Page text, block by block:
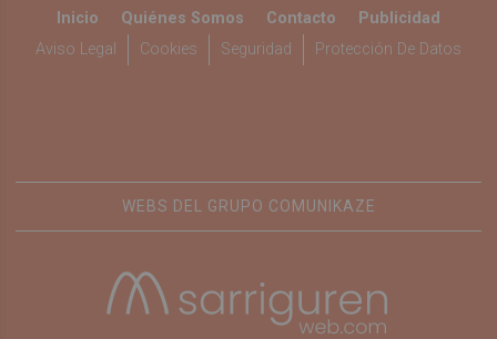
Inicio Quiénes Somos Contacto
Publicidad
Aviso Legal
Cookies Seguridad Protección De Datos
WEBS DEL GRUPO COMUNIKAZE